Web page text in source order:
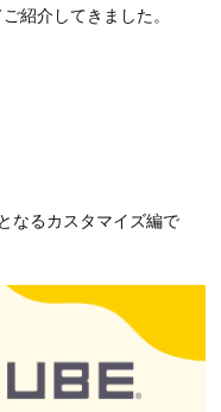
紹介してきました。
なるカスタマイズ編で